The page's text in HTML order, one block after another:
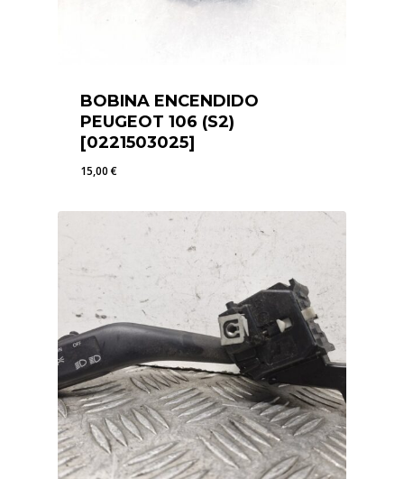
BOBINA ENCENDIDO
PEUGEOT 106 (S2)
[0221503025]
15,00€